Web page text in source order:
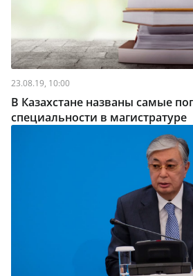
23.08.19, 10:00
В Казахстане названы самые
специальности в магистратуре